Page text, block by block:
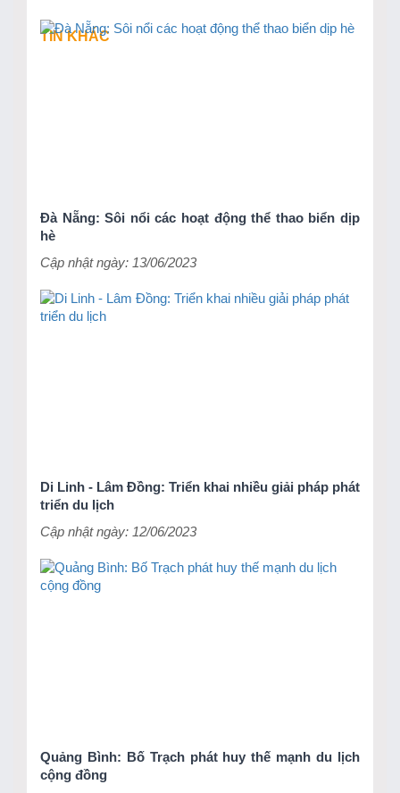
TIN KHÁC
Đà Nẵng: Sôi nổi các hoạt động thể thao biển dịp
hè
Cập nhật ngày: 13/06/2023
Di Linh - Lâm Đồng: Triển khai nhiều giải pháp phát
triển du lịch
Cập nhật ngày: 12/06/2023
Quảng Bình: Bố Trạch phát huy thế mạnh du lịch
cộng đồng